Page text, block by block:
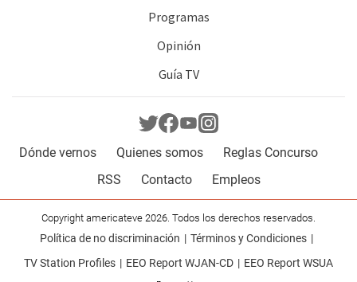
Programas
Opinión
Guía TV
Dónde vernos Quienes somos
Reglas Concurso
RSS
Contacto Empleos
Copyright americateve 2026. Todos los derechos reservados.
Política de no discriminación
Términos y Condiciones
TV Station Profiles
EEO Report WJAN-CD EEO Report WSUA